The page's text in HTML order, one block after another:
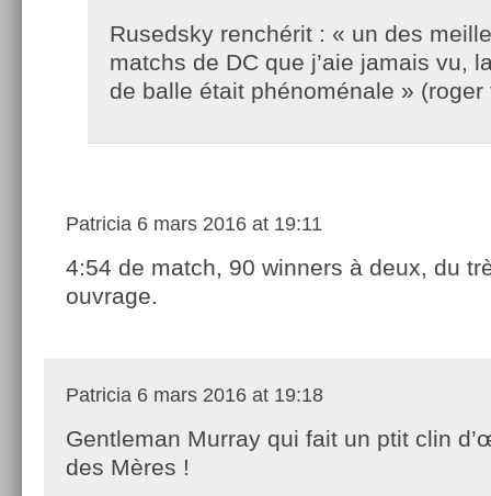
Rusedsky renchérit : « un des
matchs de DC que j’aie jamais vu,
de balle était phénoménale » (roger
Patricia 6 mars 2016 at 19:11
4:54 de match, 90 winners à deux, du
ouvrage.
Patricia 6 mars 2016 at 19:18
Gentleman Murray qui fait un ptit clin
des Mères !